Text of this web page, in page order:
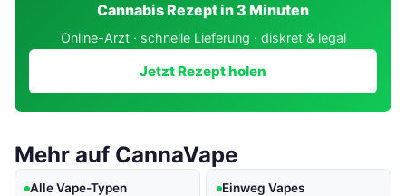
Cannabis Rezept in 3 Minuten
Online-Arzt · schnelle Lieferung · diskret & legal
Jetzt Rezept holen
Mehr auf CannaVape
Alle Vape-Typen Einweg Vapes